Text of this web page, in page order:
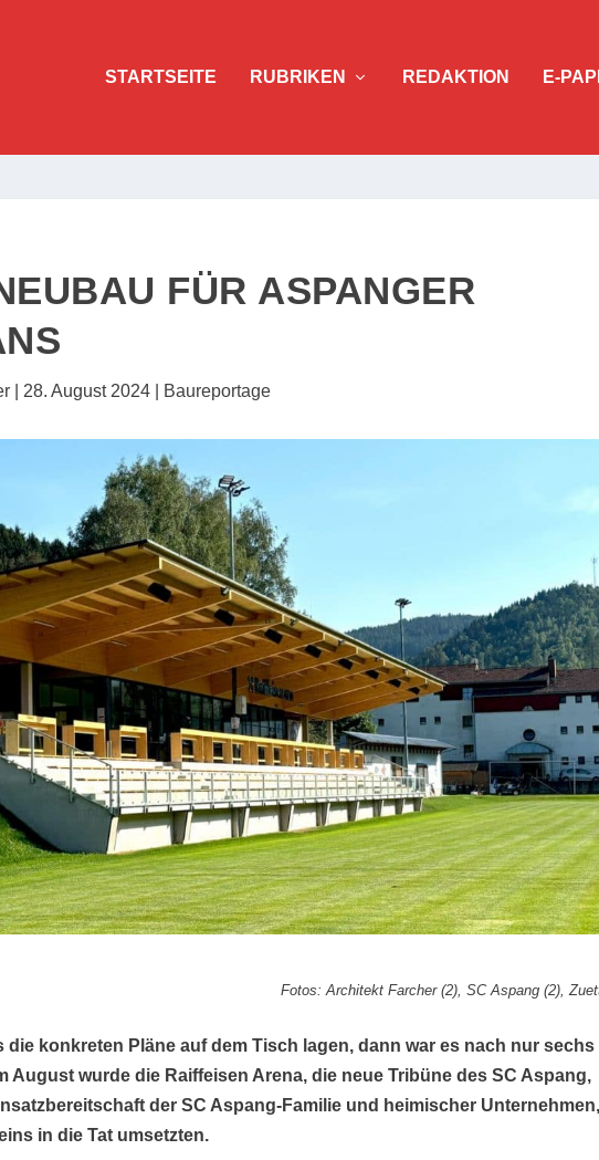
STARTSEITE RUBRIKEN REDAKTION E-
FÜR ASPANGER
28. August 2024 Baureportage
Fotos: Architekt Farcher (2), SC Aspang (2),
die konkreten Pläne auf dem Tisch lagen, dann war es nach nur sechs
August wurde die Raiffeisen Arena, die neue Tribüne des SC Aspang,
der SC Aspang-Familie und heimischer
in die Tat umsetzten.